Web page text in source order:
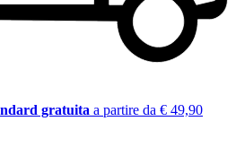
gratuita a partire da € 49,90